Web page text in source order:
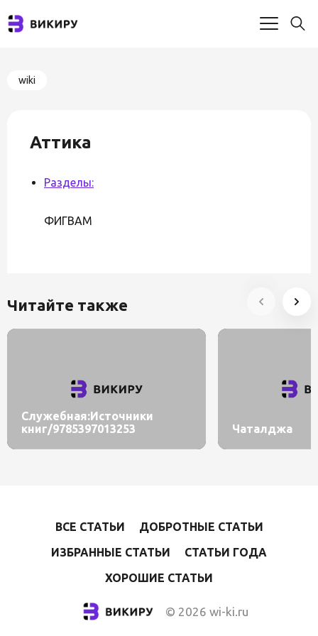
wiki
Аттика
Разделы:
ФИГВАМ
Читайте также
Служебная:Источники
книг/9785397013253
Чаталджа
ВСЕ СТАТЬИ
ДОБРОТНЫЕ СТАТЬИ
ИЗБРАННЫЕ СТАТЬИ
СТАТЬИ ГОДА
ХОРОШИЕ СТАТЬИ
© 2026 wi-ki.ru